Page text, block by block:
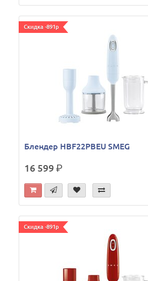
Скидка -891р
Блендер HBF22PBEU SMEG
16 599р.
Скидка -891р